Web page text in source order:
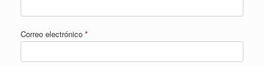
Correo electrónico *